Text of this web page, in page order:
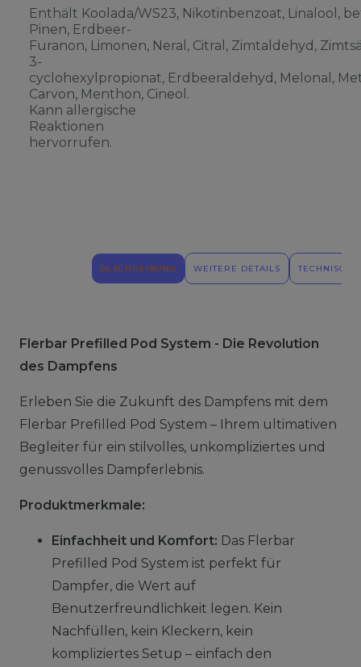
Enthält Koolada/WS23, Nikotinbenzoat, Linalool,
Pinen, Erdbeer-
Furanon, Limonen, Neral, Citral, Zimtaldehyd,
3-
cyclohexylpropionat, Erdbeeraldehyd, Melonal,
Carvon, Menthon, Cineol.
Kann allergische
Reaktionen
hervorrufen.
BESCHREIBUNG WEITERE DETAILS
Flerbar Prefilled Pod System - Die Revolution
des Dampfens
Erleben Sie die Zukunft des Dampfens mit dem
Flerbar Prefilled Pod System – Ihrem ultimativen
Begleiter für ein stilvolles, unkompliziertes und
genussvolles Dampferlebnis.
Produktmerkmale:
Einfachheit und Komfort: Das Flerbar
Prefilled Pod System ist perfekt für
Dampfer, die Wert auf
Benutzerfreundlichkeit legen. Kein
Nachfüllen, kein Kleckern, kein
kompliziertes Setup – einfach den